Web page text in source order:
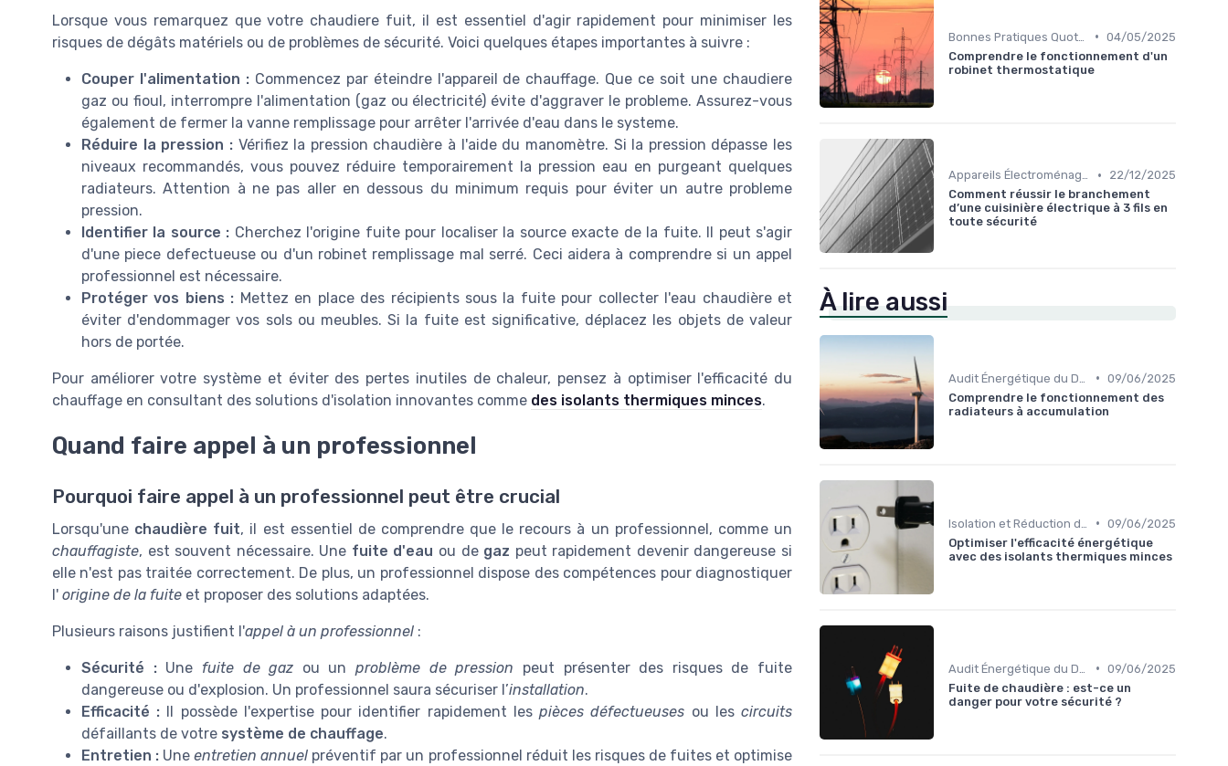
Lorsque vous remarquez que votre chaudiere fuit, il est essentiel d'agir rapidement pour minimiser les
risques de dégâts matériels ou de problèmes de sécurité. Voici quelques étapes importantes à suivre :
Couper l'alimentation :Commencez par éteindre l'appareil de chauffage. Que ce soit une chaudiere
gaz ou fioul, interrompre l'alimentation (gaz ou électricité) évite d'aggraver le probleme. Assurez-vous
également de fermer la vanne remplissage pour arrêter l'arrivée d'eau dans le systeme.
Réduire la pression :Vérifiez la pression chaudière à l'aide du manomètre. Si la pression dépasse les
niveaux recommandés, vous pouvez réduire temporairement la pression eau en purgeant quelques
radiateurs. Attention à ne pas aller en dessous du minimum requis pour éviter un autre probleme
pression.
Identifier la source : Cherchez l'origine fuite pour localiser la source exacte de la fuite. Il peut s'agir
d'une piece defectueuse ou d'un robinet remplissage mal serré. Ceci aidera à comprendre si un appel
professionnel est nécessaire.
Protéger vos biens : Mettez en place des récipients sous la fuite pour collecter l'eau chaudière et
éviter d'endommager vos sols ou meubles. Si la fuite est significative, déplacez les objets de valeur
hors de portée.
Pour améliorer votre système et éviter des pertes inutiles de chaleur, pensez à optimiser l'efficacité du
chauffage en consultant des solutions d'isolation innovantes comme des isolants thermiques minces.
Quand faire appel à un professionnel
Pourquoi faire appel à un professionnel peut être crucial
Lorsqu'une chaudière fuit, il est essentiel de comprendre que le recours à un professionnel, comme un
chauffagiste, est souvent nécessaire. Une fuite d'eau ou de gaz peut rapidement devenir dangereuse si
elle n'est pas traitée correctement. De plus, un professionnel dispose des compétences pour diagnostiquer
l' origine de la fuite et proposer des solutions adaptées.
Plusieurs raisons justifient l'appel à un professionnel :
Sécurité :Une fuite de gaz ou un problème de pression peut présenter des risques de fuite
dangereuse ou d'explosion. Un professionnel saura sécuriser l’installation.
Efficacité : Il possède l'expertise pour identifier rapidement lespièces défectueuses ou lescircuits
défaillants de votre système de chauffage.
Entretien : Uneentretien annuel préventif par un professionnel réduit les risques de fuites et optimise
• 04/05/2025
Comprendre le fonctionnement d'un
robinet thermostatique
Appareils Électroménagers Éco-énergétiques •
22/12/2025
Comment réussir le branchement
d’une cuisinière électrique à 3 fils en
toute sécurité
À lire aussi
• 09/06/2025
Comprendre le fonctionnement des
radiateurs à accumulation
• 09/06/2025
Optimiser l'efficacité énergétique
avec des isolants thermiques minces
• 09/06/2025
Fuite de chaudière : est-ce un
danger pour votre sécurité ?